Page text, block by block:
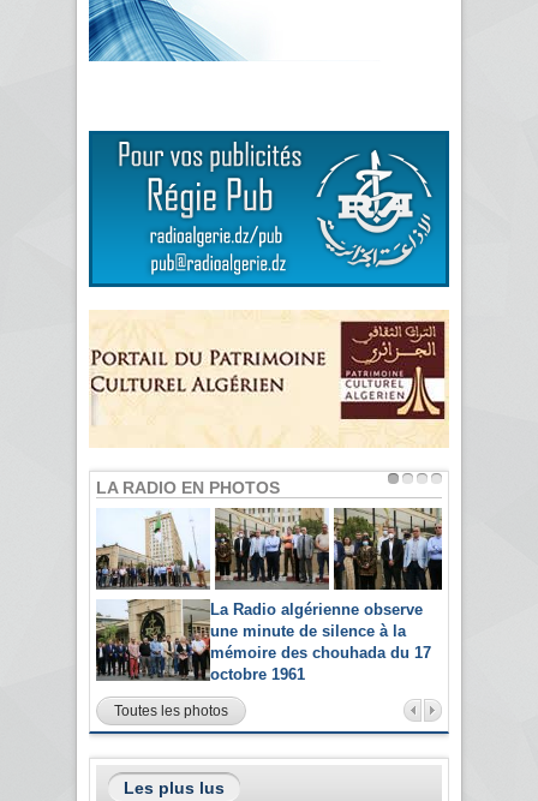
LA RADIO EN PHOTOS
La Radio algérienne observe
une minute de silence à la
mémoire des chouhada du 17
octobre 1961
Toutes les photos
Les plus lus